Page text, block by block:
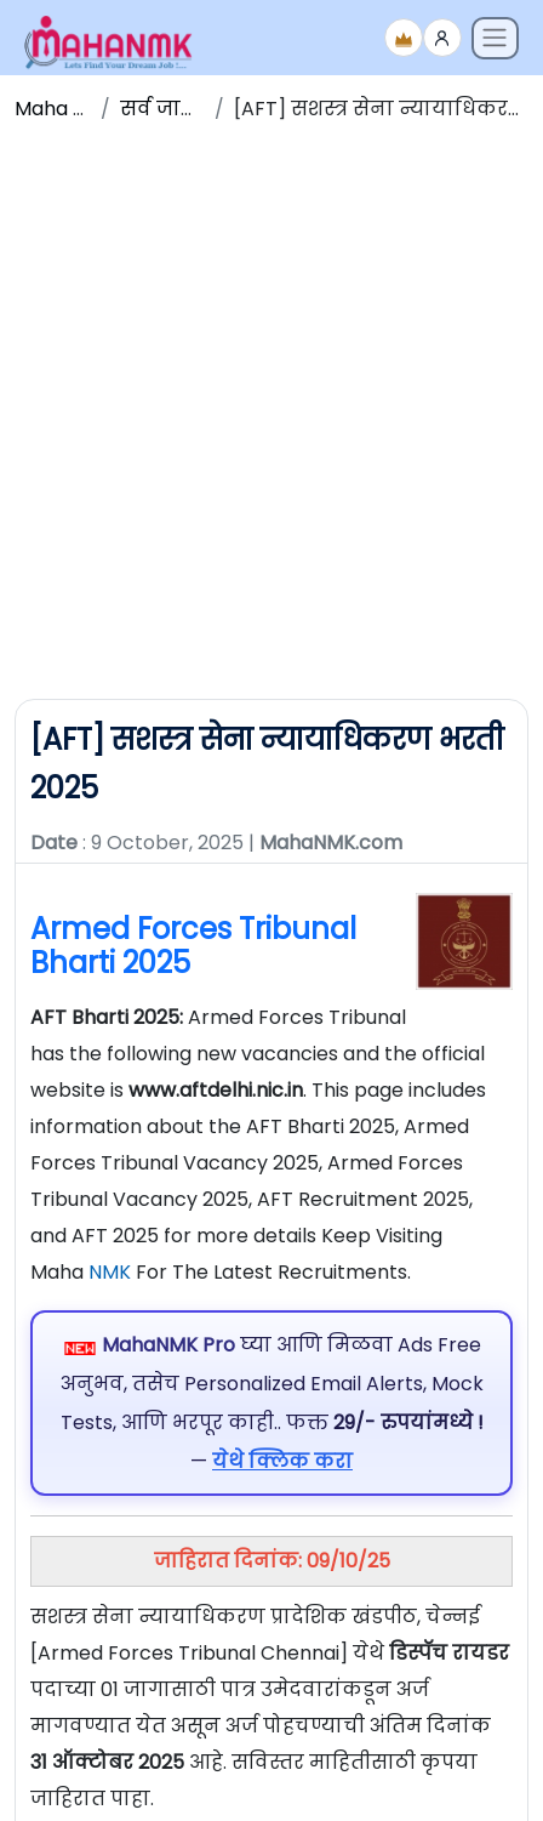
Maha NMK सर्व जाहिराती [AFT] सशस्त्र सेना न्यायाधिकरण भरती 2025
[AFT] सशस्त्र सेना न्यायाधिकरण भरती
2025
Date: 9 October, 2025 | MahaNMK.com
Armed Forces Tribunal
Bharti 2025
AFT Bharti 2025:Armed Forces Tribunal
has the following new vacancies and the official
website is www.aftdelhi.nic.in. This page includes
information about the AFT Bharti 2025, Armed
Forces Tribunal Vacancy 2025, Armed Forces
Tribunal Vacancy 2025, AFT Recruitment 2025,
and AFT 2025 for more details Keep Visiting
Maha NMK For The Latest Recruitments.
MahaNMK Proघ्या आणि मिळवा Ads Free
अनुभव, तसेच Personalized Email Alerts, Mock
Tests, आणि भरपूर काही.. फक्त29/- रुपयांमध्ये !
— येथे क्लिक करा
जाहिरात दिनांक: 09/10/25
सशस्त्र सेना न्यायाधिकरण प्रादेशिक खंडपीठ, चेन्नई
[Armed Forces Tribunal Chennai] येथेडिस्पॅच रायडर
पदाच्या 01 जागासाठी पात्र उमेदवारांकडून अर्ज
मागवण्यात येत असून अर्ज पोहचण्याची अंतिम दिनांक
31 ऑक्टोबर 2025 आहे. सविस्तर माहितीसाठी कृपया
जाहिरात पाहा.